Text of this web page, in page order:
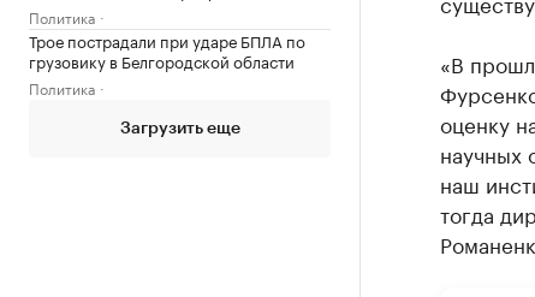
Политика
Трое пострадали при ударе БПЛА по
грузовику в Белгородской области
Политика
Загрузить еще
«В
оценку
научных
наш
тогда